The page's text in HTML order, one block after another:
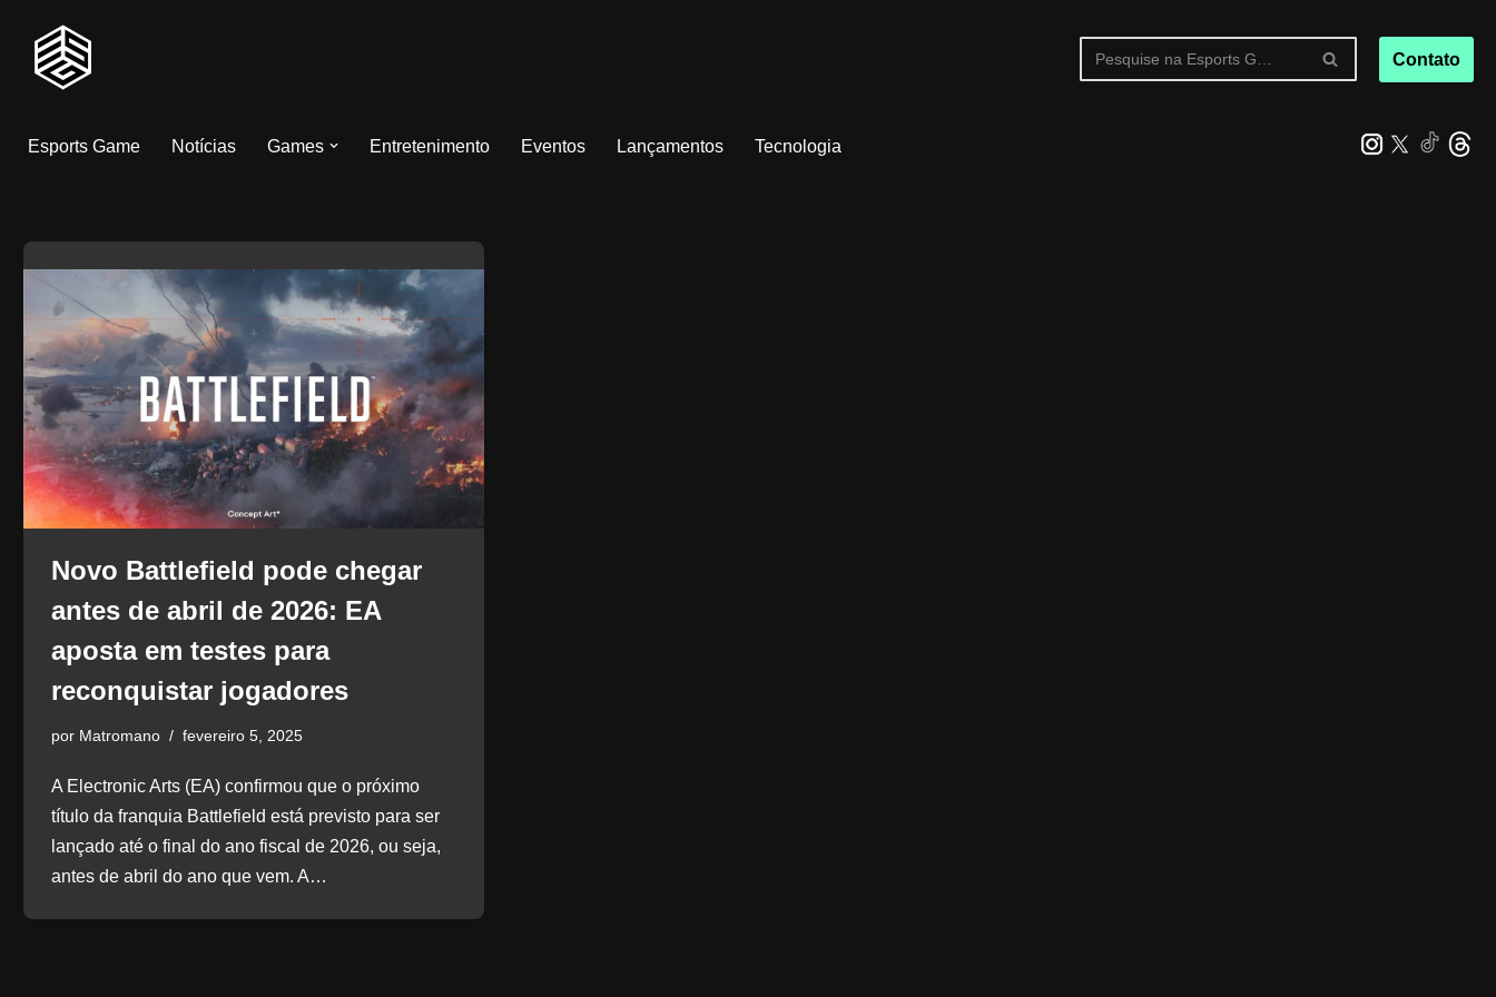
Pular
conteúdo
Contato
Esports Game Notícias Games Entretenimento Eventos Lançamentos Tecnologia
Novo Battlefield pode chegar
antes de abril de 2026: EA
aposta em testes para
reconquistar jogadores
por Matromano fevereiro 5, 2025
A Electronic Arts (EA) confirmou que o próximo
título da franquia Battlefield está previsto para ser
lançado até o final do ano fiscal de 2026, ou seja,
antes de abril do ano que vem. A…